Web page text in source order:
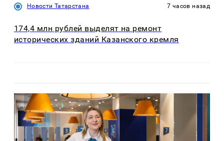
Новости Татарстана 7 часов назад
174,4 млн рублей выделят на ремонт
исторических зданий Казанского кремля